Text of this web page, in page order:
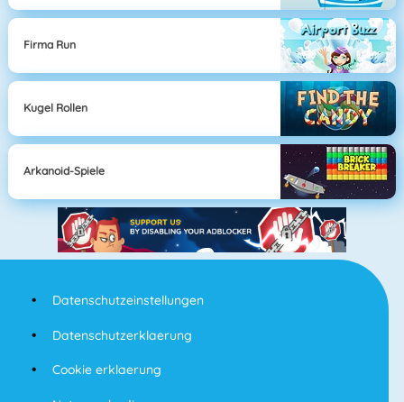
Firma Run
Kugel Rollen
Arkanoid-Spiele
Datenschutzeinstellungen
Datenschutzerklaerung
Cookie erklaerung